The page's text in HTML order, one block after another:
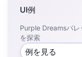
UI例
Purple Dreamsパレ
を探索
例を見る